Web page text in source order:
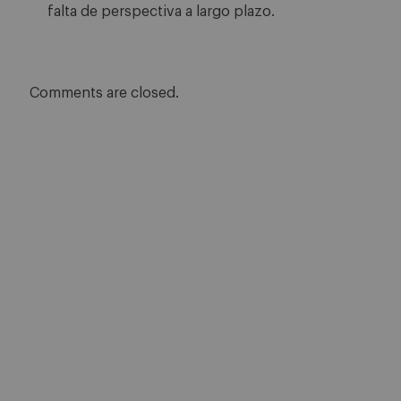
falta de perspectiva a largo plazo.
Comments are closed.